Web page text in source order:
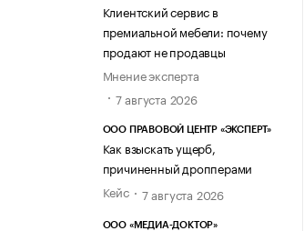
Клиентский сервис в
премиальной мебели: почему
продают не продавцы
Мнение эксперта
7 августа 2026
ООО ПРАВОВОЙ ЦЕНТР «ЭКСПЕРТ»
Как взыскать ущерб,
причиненный дропперами
Кейс
7 августа 2026
ООО «МЕДИА-ДОКТОР»